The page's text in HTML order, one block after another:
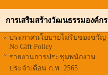
การเสริมสร้างวัฒนธรรมองค์กร
ประกาศนโยบายไม่รับของขวัญ
No Gift Policy
รายงานการประชุมพนักงาน
ประจำเดือน ก.พ. 2565